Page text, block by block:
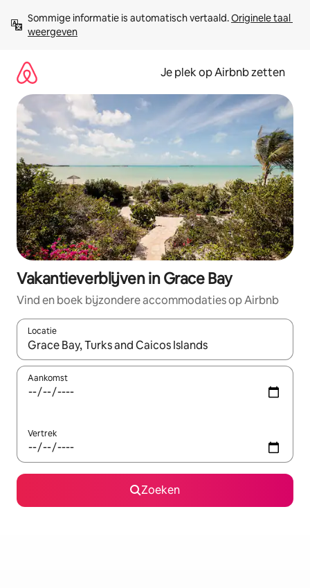
direct
naar
Sommige informatie is automatisch vertaald. Originele taal
weergeven
Je plek op Airbnb zetten
Vakantieverblijven in Grace Bay
Vind en boek bijzondere accommodaties op Airbnb
Locatie
Wanneer er resultaten beschikbaar zijn, maak je een keuze
Aankomst
Vertrek
Zoeken